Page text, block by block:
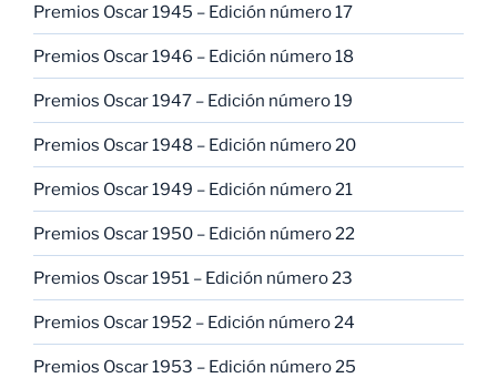
Premios Oscar 1945 – Edición número 17
Premios Oscar 1946 – Edición número 18
Premios Oscar 1947 – Edición número 19
Premios Oscar 1948 – Edición número 20
Premios Oscar 1949 – Edición número 21
Premios Oscar 1950 – Edición número 22
Premios Oscar 1951 – Edición número 23
Premios Oscar 1952 – Edición número 24
Premios Oscar 1953 – Edición número 25